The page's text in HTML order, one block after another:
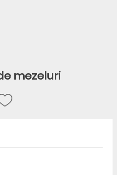
mezeluri